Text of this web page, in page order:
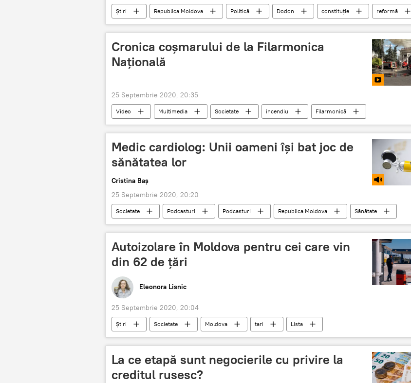
Știri Republica Moldova Politică Dodon constituție
reformă
Curtea constituțională
Cronica coșmarului de la Filarmonica
Națională
25 Septembrie 2020, 20:35
Video Multimedia Societate incendiu
Filarmonică
Filarmonica Națională, distrusă de un incendiu devastator
Medic cardiolog: Unii oameni își bat joc de
sănătatea lor
Cristina Baș
25 Septembrie 2020, 20:20
Societate Podcasturi Podcasturi Republica Moldova
Sănătate
boli cardiovasculare
sănătate
Autoizolare în Moldova pentru cei care vin
din 62 de țări
Eleonora Lisnic
25 Septembrie 2020, 20:04
Știri Societate Moldova tari Lista
La ce etapă sunt negocierile cu privire la
creditul rusesc?